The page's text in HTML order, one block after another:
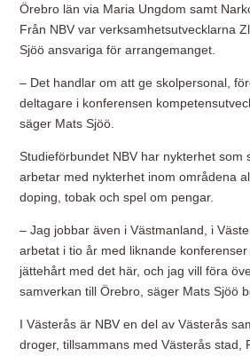
Örebro län via Maria Ungdom samt
Från NBV var verksamhetsutvecklarna
Sjöö ansvariga för arrangemanget.
– Det handlar om att ge skolpersonal,
deltagare i konferensen
säger Mats Sjöö.
Studieförbundet NBV har nykterhet som
arbetar med nykterhet inom områdena
doping, tobak och spel om pengar.
– Jag jobbar även i Västmanland, i
arbetat i tio år med liknande
jättehårt med det här, och jag vill föra
samverkan till Örebro, säger Mats Sjöö
I Västerås är NBV en del av Västerås
droger, tillsammans med Västerås stad,